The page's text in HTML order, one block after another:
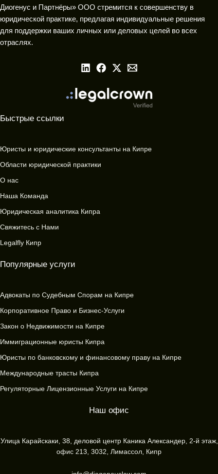
Диогенус и Партнёры» ООО стремится к совершенству в
юридической практике, предлагая индивидуальные решения
для поддержки ваших личных или деловых целей во всех
отраслях.
Быстрые ссылки
Юристы и юридические консультанты на Кипре
Области юридической практики
О нас
Наша Команда
Юридическая аналитика Кипра
Свяжитесь с Нами
Legalfly Кипр
Популярные услуги
Адвокаты по Судебным Спорам на Кипре
Корпоративное Право и Бизнес-Услуги
Закон о Недвижимости на Кипре
Иммиграционные юристы Кипра
Юристы по банковскому и финансовому праву на Кипре
Международные трасты Кипра
Регуляторные Лицензионные Услуги на Кипре
Наш офис
Улица Карайскаки, 38, деловой центр Каника Александер, 2-й этаж,
офис 213, 3032, Лимассол, Кипр